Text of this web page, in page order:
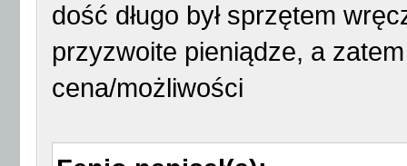
dość długo był sprzętem
przyzwoite pieniądze, a
cena/możliwości